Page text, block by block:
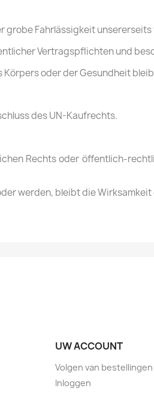
grobe Fahrlässigkeit
Vertragspflichten und
Körpers oder der Gesundheit
des UN-Kaufrechts.
Rechts oder öffentlich-
werden, bleibt die
UW ACCOUNT
Volgen van bestellingen
Inloggen